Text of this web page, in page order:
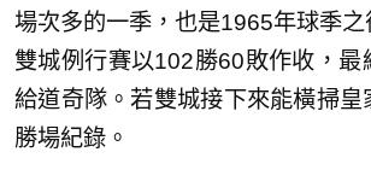
場次多的一季，也是1965年球季
雙城例行賽以102勝60敗作收，最
給道奇隊。若雙城接下來能橫掃皇
勝場紀錄。